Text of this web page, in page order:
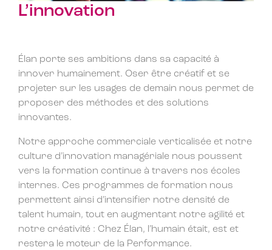
L’innovation
Élan porte ses ambitions dans sa capacité à
innover humainement. Oser être créatif et se
projeter sur les usages de demain nous permet de
proposer des méthodes et des solutions
innovantes.
Notre approche commerciale verticalisée et notre
culture d’innovation managériale nous poussent
vers la formation continue à travers nos écoles
internes. Ces programmes de formation nous
permettent ainsi d’intensifier notre densité de
talent humain, tout en augmentant notre agilité et
notre créativité : Chez Élan, l’humain était, est et
restera le moteur de la Performance.